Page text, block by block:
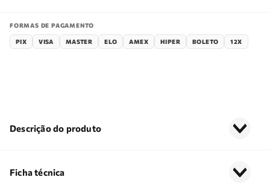
FORMAS DE PAGAMENTO
PIX VISA MASTER ELO AMEX HIPER BOLETO 12X
Descrição do produto
Ficha técnica